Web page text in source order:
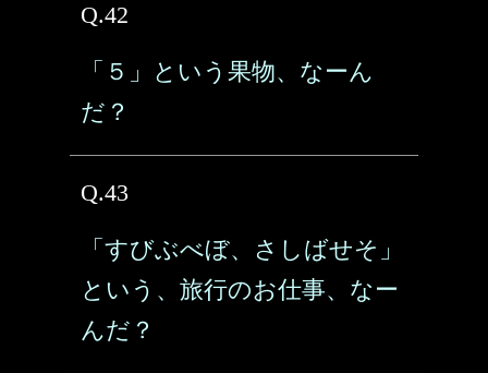
Q.42
「５」という果物、なーん
だ？
Q.43
「すびぶべぼ、さしばせそ」
という、旅行のお仕事、なー
んだ？